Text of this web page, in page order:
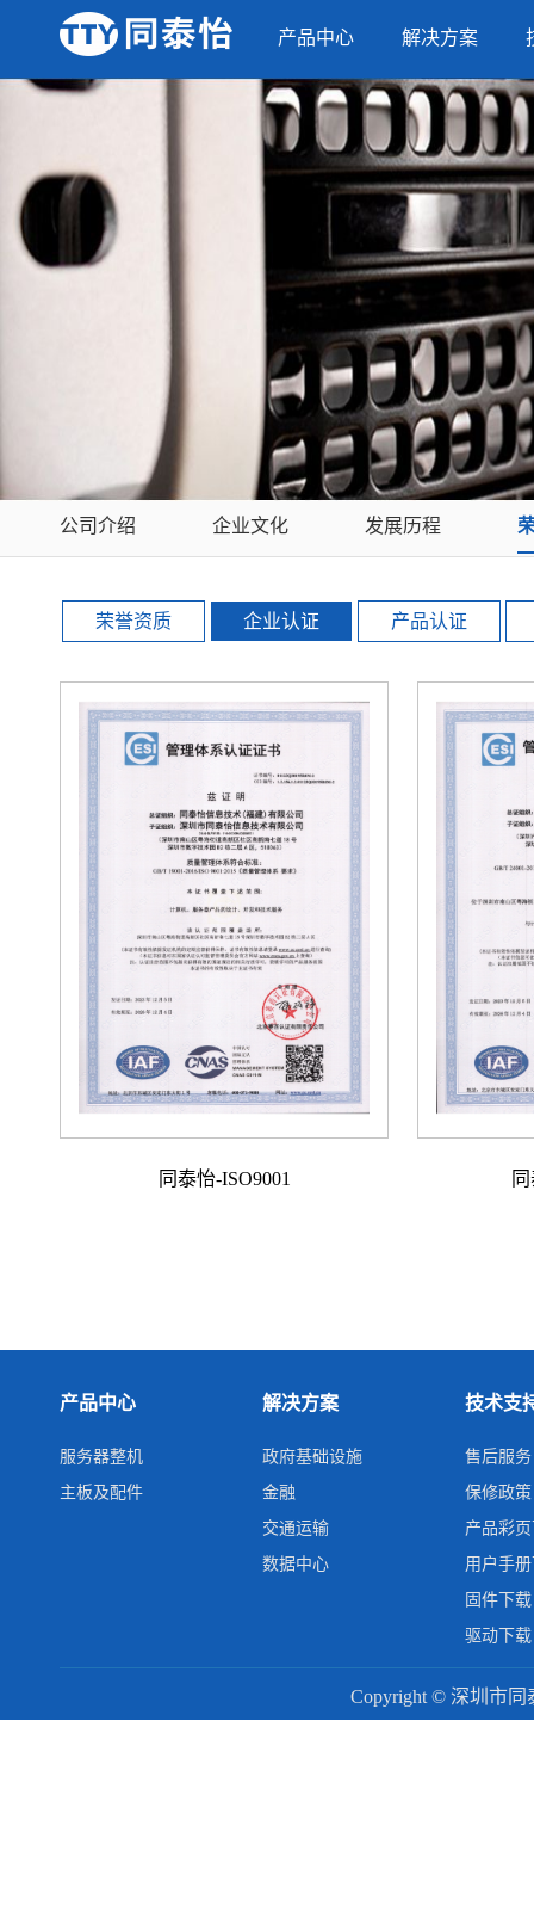
产品中心 解决方案
公司介绍 企业文化 发展历程
荣誉资质 企业认证 产品认证
同泰怡-ISO9001
产品中心
服务器整机
主板及配件
解决方案
政府基础设施
金融
交通运输
数据中心
技术支
售后服务
保修政策
产品彩
用户手
固件下载
驱动下载
Copyright © 深圳市同